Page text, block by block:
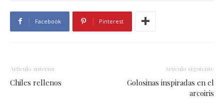
Facebook Pinterest
Artículo anterior
Chiles rellenos
Artículo siguiente
Golosinas inspiradas en el
arcoiris